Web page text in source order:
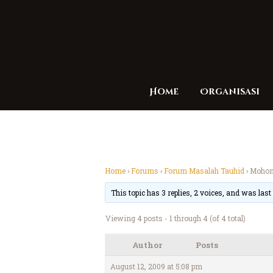
Home Organisasi
Home›Forums ›Forum Masalah Tauhid ›
This topic has 3 replies, 2 voices, and was
Viewing 4 posts - 1 through 4 (of 4 total)
Author Posts
August 12, 2009 at 5:08 pm